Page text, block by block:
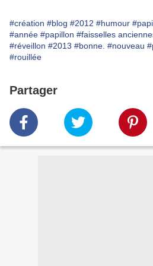
#création #blog #2012 #humour
#année #papillon #faisselles
#réveillon #2013 #bonne. #nouveau
#rouillée
Partager